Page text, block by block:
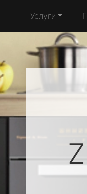
Услуги